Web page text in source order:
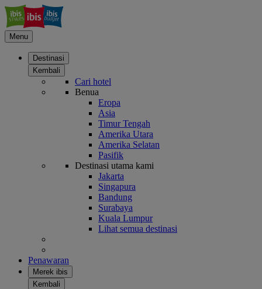
Menu
Destinasi
Kembali
Cari hotel
Benua
Eropa
Asia
Timur Tengah
Amerika Utara
Amerika Selatan
Pasifik
Destinasi utama kami
Jakarta
Singapura
Bandung
Surabaya
Kuala Lumpur
Lihat semua destinasi
Penawaran
Merek ibis
Kembali